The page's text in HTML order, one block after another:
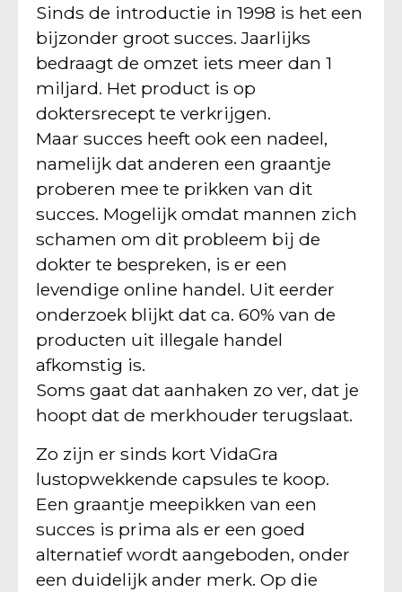
Sinds de introductie in 1998 is het een
bijzonder groot succes. Jaarlijks
bedraagt de omzet iets meer dan 1
miljard. Het product is op
doktersrecept te verkrijgen.
Maar succes heeft ook een nadeel,
namelijk dat anderen een graantje
proberen mee te prikken van dit
succes. Mogelijk omdat mannen zich
schamen om dit probleem bij de
dokter te bespreken, is er een
levendige online handel. Uit eerder
onderzoek blijkt dat ca. 60% van de
producten uit illegale handel
afkomstig is.
Soms gaat dat aanhaken zo ver, dat je
hoopt dat de merkhouder terugslaat.
Zo zijn er sinds kort VidaGra
lustopwekkende capsules te koop.
Een graantje meepikken van een
succes is prima als er een goed
alternatief wordt aangeboden, onder
een duidelijk ander merk. Op die